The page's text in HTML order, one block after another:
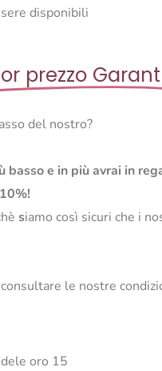
disponibili
prezzo
del nostro?
basso e in più avrai in
siamo così sicuri che i
le nostre
oro 15